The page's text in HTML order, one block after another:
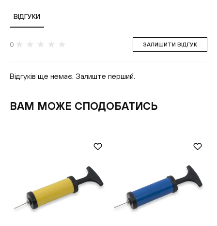
ВІДГУКИ
0 ЗАЛИШИТИ ВІДГУК
Відгуків ще немає. Залиште перший.
ВАМ МОЖЕ СПОДОБАТИСЬ